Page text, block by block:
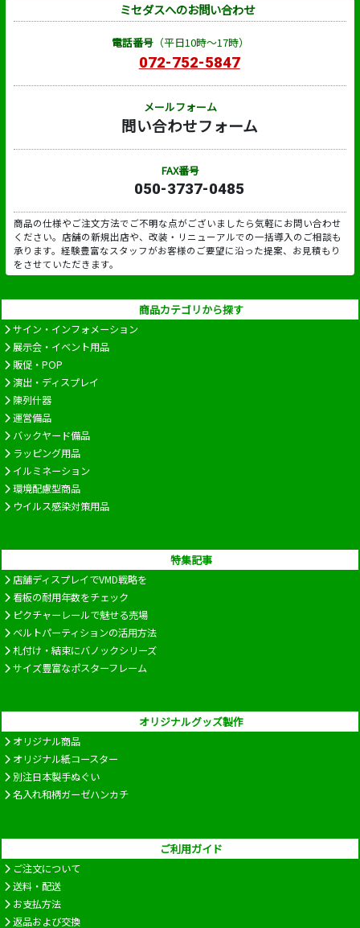
ミセダスへのお問い合わせ
電話番号（平日10時～17時）
072-752-5847
メールフォーム
問い合わせフォーム
FAX番号
050-3737-0485
商品の仕様やご注文方法でご不明な点がございましたら気軽にお問い合わせ
ください。店舗の新規出店や、改装・リニューアルでの一括導入のご相談も
承ります。経験豊富なスタッフがお客様のご要望に沿った提案、お見積もり
をさせていただきます。
商品カテゴリから探す
サイン・インフォメーション
展示会・イベント用品
販促・POP
演出・ディスプレイ
陳列什器
運営備品
バックヤード備品
ラッピング用品
イルミネーション
環境配慮型商品
ウイルス感染対策用品
特集記事
店舗ディスプレイでVMD戦略を
看板の耐用年数をチェック
ピクチャーレールで魅せる売場
ベルトパーティションの活用方法
札付け・結束にバノックシリーズ
サイズ豊富なポスターフレーム
オリジナルグッズ製作
オリジナル商品
オリジナル紙コースター
別注日本製手ぬぐい
名入れ和柄ガーゼハンカチ
ご利用ガイド
ご注文について
送料・配送
お支払方法
返品および交換